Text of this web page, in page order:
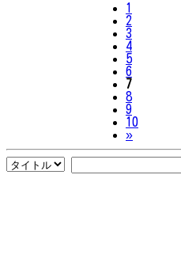
1
2
3
4
5
6
7
8
9
10
»Next